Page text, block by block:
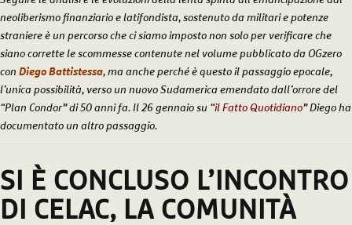
neoliberismo finanziario e latifondista, sostenuto da militari e potenze
straniere è un percorso che ci siamo imposto non solo per verificare che
siano corrette le scommesse contenute nel volume pubblicato da OGzero
con Diego Battistessa, ma anche perché è questo il passaggio epocale,
l’unica possibilità, verso un nuovo Sudamerica emendato dall’orrore del
“Plan Condor” di 50 anni fa. Il 26 gennaio su “il Fatto Quotidiano” Diego ha
documentato un altro passaggio.
SI È CONCLUSO L’INCONTRO
DI CELAC, LA COMUNITÀ